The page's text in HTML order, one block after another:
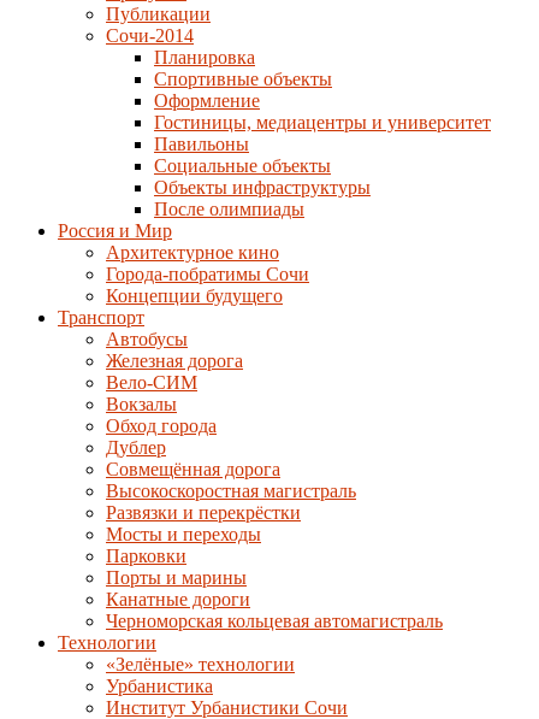
Публикации
Сочи-2014
Планировка
Спортивные объекты
Оформление
Гостиницы, медиацентры и университет
Павильоны
Социальные объекты
Объекты инфраструктуры
После олимпиады
Россия и Мир
Архитектурное кино
Города-побратимы Сочи
Концепции будущего
Транспорт
Автобусы
Железная дорога
Вело-СИМ
Вокзалы
Обход города
Дублер
Совмещённая дорога
Высокоскоростная магистраль
Развязки и перекрёстки
Мосты и переходы
Парковки
Порты и марины
Канатные дороги
Черноморская кольцевая автомагистраль
Технологии
«Зелёные» технологии
Урбанистика
Институт Урбанистики Сочи